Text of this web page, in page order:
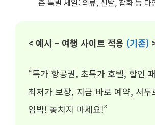
즌 특별 세일: 의류, 신발, 잡화 등 다
< 예시 – 여행 사이트 적용 (기존)
“특가 항공권, 초특가 호텔, 할인
최저가 보장, 지금 바로 예약, 서두
임박! 놓치지 마세요!”